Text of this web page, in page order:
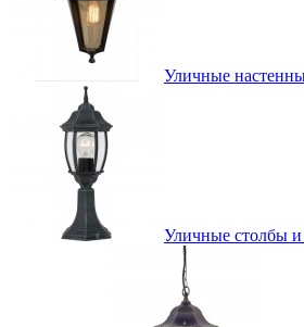
Уличные
Уличные столбы